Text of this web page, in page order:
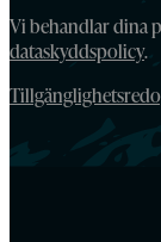
Vi behandlar dina
dataskyddspolicy.